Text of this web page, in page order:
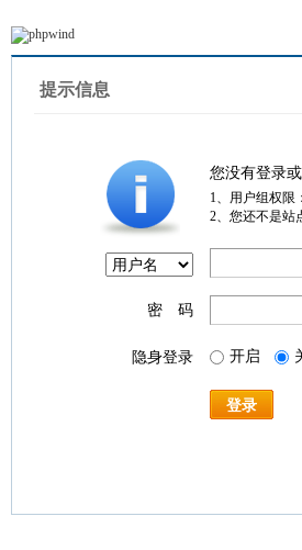
提示信息
您没有登录
1、用户组权限
2、您还不是站
密 码
隐身登录 开启
登录